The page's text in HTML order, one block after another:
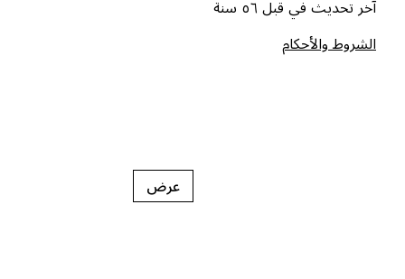
تحديث في قبل ٥٦ سنة
والأحكام
عرض